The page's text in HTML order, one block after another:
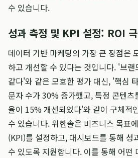
수 있습니다.
성과 측정 및 KPI 설정: ROI
데이터 기반 마케팅의 가장 큰 장점은
하고 개선할 수 있다는 것입니다. '브
같다'와 같은 모호한 평가 대신, '핵심
문자 수가 30% 증가했고, 특정 콘텐츠
율이 15% 개선되었다'와 같이 구체적
수 있습니다. 위한솔은 비즈니스 목표
(KPI)를 설정하고, 대시보드를 통해 성
수 있도록 지원합니다. 이를 통해 어떤